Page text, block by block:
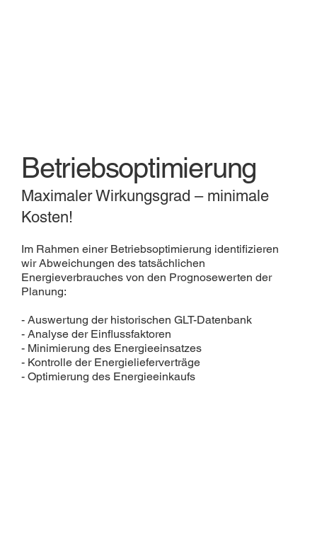
Betriebsoptimierung
Maximaler Wirkungsgrad – minimale
Kosten!
Im Rahmen einer Betriebsoptimierung identifizieren
wir Abweichungen des tatsächlichen
Energieverbrauches von den Prognosewerten der
Planung:
- Auswertung der historischen GLT-Datenbank
- Analyse der Einflussfaktoren
- Minimierung des Energieeinsatzes
- Kontrolle der Energielieferverträge
- Optimierung des Energieeinkaufs